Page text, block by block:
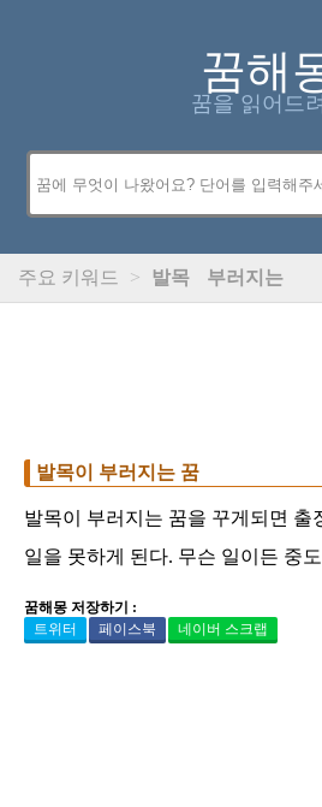
꿈해
꿈을 읽어드
주요 키워드 > 발목 부러지는
발목이 부러지는 꿈
발목이 부러지는 꿈을 꾸게되면 출
일을 못하게 된다. 무슨 일이든 중
꿈해몽 저장하기 :
트위터
페이스북 네이버 스크랩